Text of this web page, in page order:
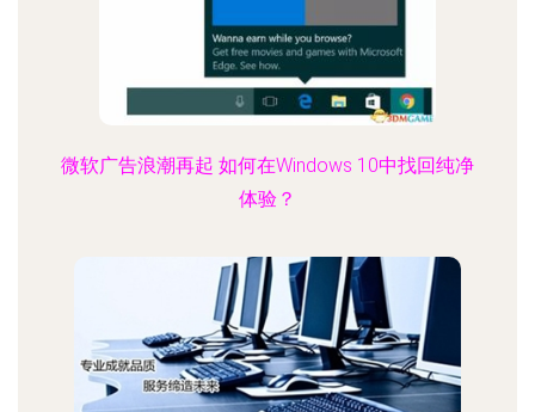
微软广告浪潮再起 如何在Windows 10中找回纯净
体验？